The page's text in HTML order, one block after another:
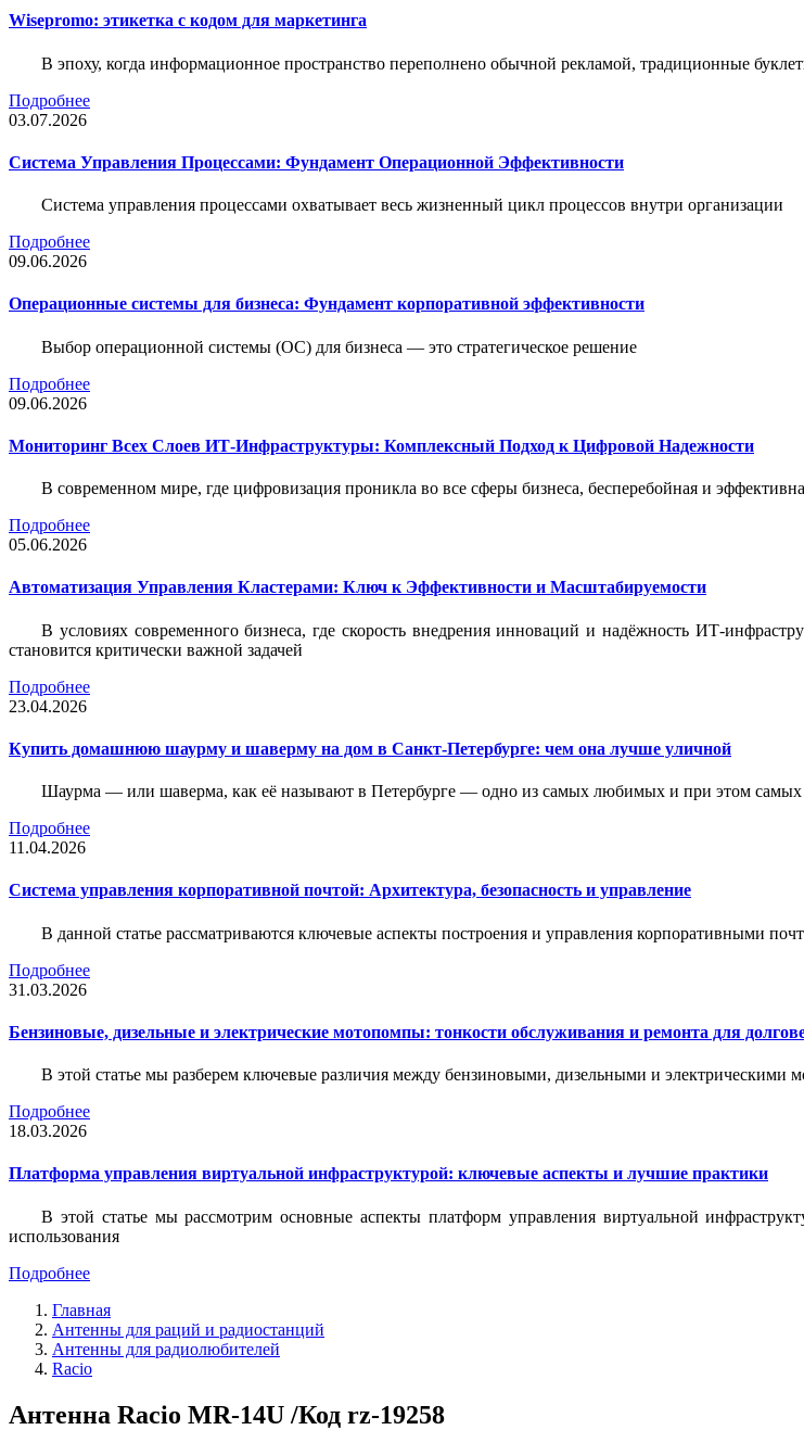
Wisepromo: этикетка c кодом для маркетинга
В эпоху, когда информационное пространство переполнено обычной рекламой, традиционные
Подробнее
03.07.2026
Система Управления Процессами: Фундамент Операционной Эффективности
Система управления процессами охватывает весь жизненный цикл процессов внутри организации
Подробнее
09.06.2026
Операционные системы для бизнеса: Фундамент корпоративной эффективности
Выбор операционной системы (ОС) для бизнеса — это стратегическое решение
Подробнее
09.06.2026
Мониторинг Всех Слоев ИТ-Инфраструктуры: Комплексный Подход к Цифровой Надежности
В современном мире, где цифровизация проникла во все сферы бизнеса, бесперебойная и
Подробнее
05.06.2026
Автоматизация Управления Кластерами: Ключ к Эффективности и Масштабируемости
В условиях современного бизнеса, где скорость внедрения инноваций и надёжность ИТ-
становится критически важной задачей
Подробнее
23.04.2026
Купить домашнюю шаурму и шаверму на дом в Санкт-Петербурге: чем она лучше уличной
Шаурма — или шаверма, как её называют в Петербурге — одно из самых любимых и при этом самых
Подробнее
11.04.2026
Система управления корпоративной почтой: Архитектура, безопасность и управление
В данной статье рассматриваются ключевые аспекты построения и управления корпоративными
Подробнее
31.03.2026
Бензиновые, дизельные и электрические мотопомпы: тонкости обслуживания и ремонта для
В этой статье мы разберем ключевые различия между бензиновыми, дизельными и электрическими
Подробнее
18.03.2026
Платформа управления виртуальной инфраструктурой: ключевые аспекты и лучшие практики
В этой статье мы рассмотрим основные аспекты платформ управления виртуальной
использования
Подробнее
Главная
Антенны для раций и радиостанций
Антенны для радиолюбителей
Racio
Антенна Racio MR-14U /Код rz-19258